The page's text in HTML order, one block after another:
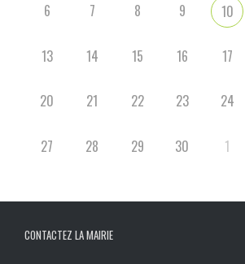
6 7 8 9 10
13 14 15 16 17
20 21 22 23 24
27 28 29 30 1
CONTACTEZ LA MAIRIE